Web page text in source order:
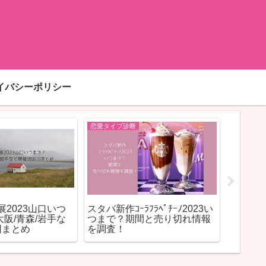
バシーポリシー
2023山口いつ
阪/青森/岩手な
とめ
恋愛タイプ診断
スタバ新作ｺｰﾗﾌﾗﾍﾟﾁｰﾉ2023い
つまで？期間と売り切れ情報
を調査！